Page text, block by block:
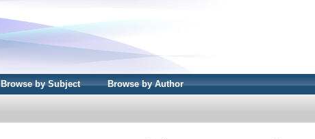
Browse by Subject Browse by Author